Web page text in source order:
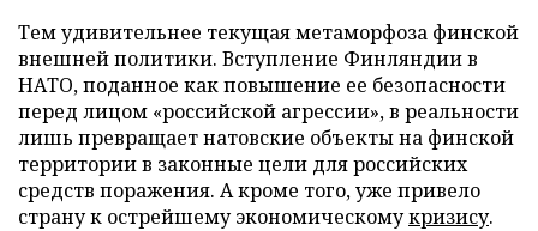
Тем удивительнее текущая метаморфоза финской
внешней политики. Вступление Финляндии в
НАТО, поданное как повышение ее безопасности
перед лицом «российской агрессии», в реальности
лишь превращает натовские объекты на финской
территории в законные цели для российских
средств поражения. А кроме того, уже привело
страну к острейшему экономическомукризису.